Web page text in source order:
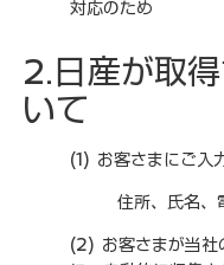
対応のため
2.日産が取
いて
(1) お客さまにご入
住所、氏名、
(2) お客さまが当社